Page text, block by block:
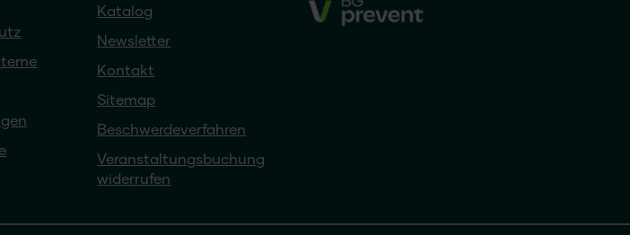
Katalog
Newsletter
Kontakt
Sitemap
Beschwerdeverfahren
Veranstaltungsbuchung
widerrufen